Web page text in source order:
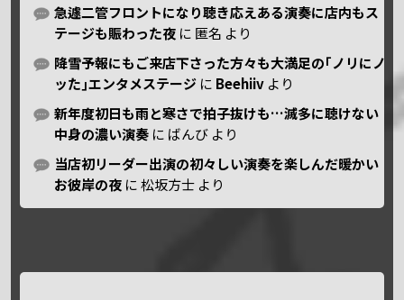
急遽二管フロントになり聴き応えある演奏に店内もス
テージも賑わった夜 に 匿名 より
降雪予報にもご来店下さった方々も大満足の｢ノリにノ
ッた｣エンタメステージ に Beehiiv より
新年度初日も雨と寒さで拍子抜けも…滅多に聴けない
中身の濃い演奏 に ばんび より
当店初リーダー出演の初々しい演奏を楽しんだ暖かい
お彼岸の夜 に松坂方士 より